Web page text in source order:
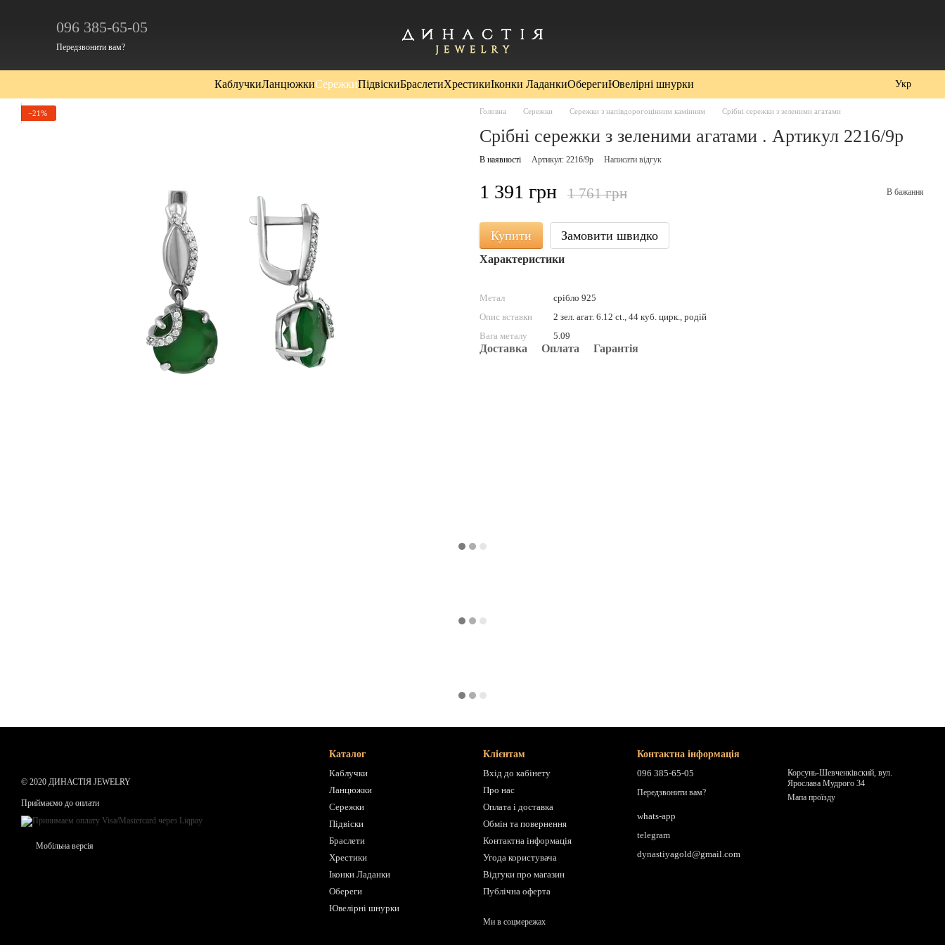
096 385-65-05
Передзвонити вам?
КаблучкиЛанцюжкиСережкиПідвіскиБраслетиХрестикиІконки ЛаданкиОберегиЮвелірні шнурки Укр
−21% Головна Сережки Сережки з напівдорогоцінним камінням Срібні сережки з зеленими агатами
Срібні сережки з зеленими агатами . Артикул 2216/9р
В наявності Артикул: 2216/9р Написати відгук
1 391 грн 1 761 грн В бажання
Купити Замовити швидко
Характеристики
Метал
срібло 925
Опис вставки
2 зел. агат. 6.12 ct., 44 куб. цирк., родій
Вага металу
5.09
Доставка Оплата Гарантія
© 2020 ДИНАСТІЯ JEWELRY
Приймаємо до оплати
Мобільна версія
Каталог
Каблучки
Ланцюжки
Сережки
Підвіски
Браслети
Хрестики
Іконки Ладанки
Обереги
Ювелірні шнурки
Клієнтам
Вхід до кабінету
Про нас
Оплата і доставка
Обмін та повернення
Контактна інформація
Угода користувача
Відгуки про магазин
Публічна оферта
Ми в соцмережах
Контактна інформація
096 385-65-05
Передзвонити вам?
whats-app
telegram
dynastiyagold@gmail.com
Корсунь-Шевченківский, вул.
Ярослава Мудрого 34
Мапа проїзду